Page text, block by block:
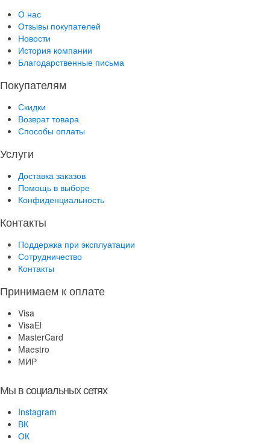
О нас
Отзывы покупателей
Новости
История компании
Благодарственные письма
Покупателям
Скидки
Возврат товара
Способы оплаты
Услуги
Доставка заказов
Помощь в выборе
Конфиденциальность
Контакты
Поддержка при эксплуатации
Сотрудничество
Контакты
Принимаем к оплате
Visa
VisaEl
MasterCard
Maestro
МИР
Мы в социальных сетях
Instagram
ВК
ОК